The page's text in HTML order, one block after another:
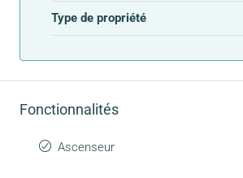
Type de propriété
Fonctionnalités
Ascenseur